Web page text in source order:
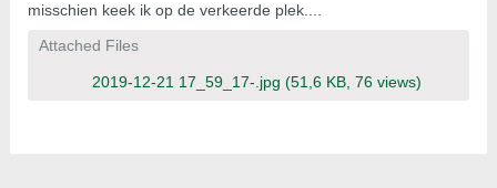
misschien keek ik op de verkeerde plek....
Attached Files
2019-12-21 17_59_17-.jpg (51,6 KB, 76 views)